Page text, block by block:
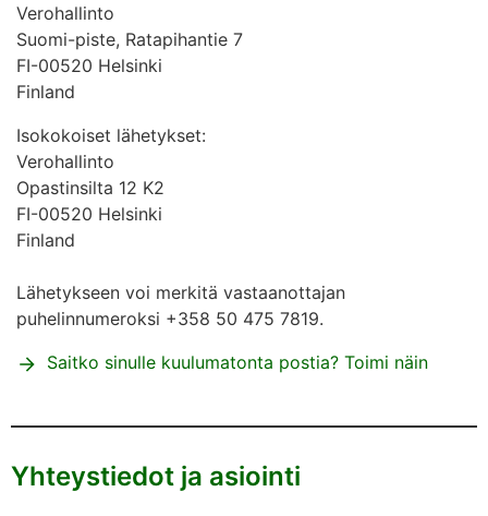
Verohallinto
Suomi-piste, Ratapihantie 7
FI-00520 Helsinki
Finland
Isokokoiset lähetykset:
Verohallinto
Opastinsilta 12 K2
FI-00520 Helsinki
Finland
Lähetykseen voi merkitä vastaanottajan
puhelinnumeroksi +358 50 475 7819.
Saitko sinulle kuulumatonta postia? Toimi näin
Yhteystiedot ja asiointi